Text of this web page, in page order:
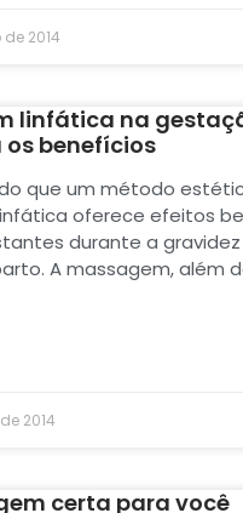
2014
linfática na
os benefícios
que um método
oferece efeitos
durante a
A massagem, além
2014
certa para você